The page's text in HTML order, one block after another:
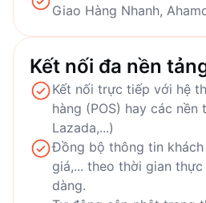
Giao Hàng Nhanh,
Kết nối đa nền
Kết nối trực tiếp với hệ
hàng (POS) hay các nền
Lazada,...)
Đồng bộ thông tin khách
giá,... theo thời gian
dàng.